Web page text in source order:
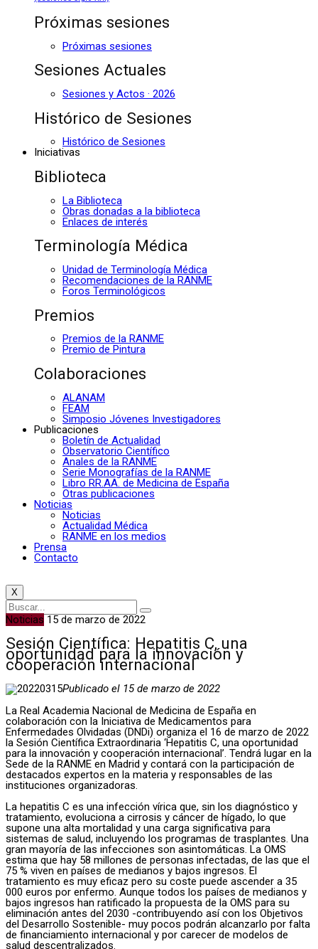
Próximas sesiones
Próximas sesiones
Sesiones Actuales
Sesiones y Actos · 2026
Histórico de Sesiones
Histórico de Sesiones
Iniciativas
Biblioteca
La Biblioteca
Obras donadas a la biblioteca
Enlaces de interés
Terminología Médica
Unidad de Terminología Médica
Recomendaciones de la RANME
Foros Terminológicos
Premios
Premios de la RANME
Premio de Pintura
Colaboraciones
ALANAM
FEAM
Simposio Jóvenes Investigadores
Publicaciones
Boletín de Actualidad
Observatorio Científico
Anales de la RANME
Serie Monografías de la RANME
Libro RR.AA. de Medicina de España
Otras publicaciones
Noticias
Noticias
Actualidad Médica
RANME en los medios
Prensa
Contacto
X
Noticias 15 de marzo de 2022
Sesión Científica: Hepatitis C, una
oportunidad para la innovación y
cooperación internacional
Publicado el 15 de marzo de 2022
La Real Academia Nacional de Medicina de España en
colaboración con la Iniciativa de Medicamentos para
Enfermedades Olvidadas (DNDi) organiza el 16 de marzo de 2022
la Sesión Científica Extraordinaria ‘Hepatitis C, una oportunidad
para la innovación y cooperación internacional’. Tendrá lugar en la
Sede de la RANME en Madrid y contará con la participación de
destacados expertos en la materia y responsables de las
instituciones organizadoras.
La hepatitis C es una infección vírica que, sin los diagnóstico y
tratamiento, evoluciona a cirrosis y cáncer de hígado, lo que
supone una alta mortalidad y una carga significativa para
sistemas de salud, incluyendo los programas de trasplantes. Una
gran mayoría de las infecciones son asintomáticas. La OMS
estima que hay 58 millones de personas infectadas, de las que el
75 % viven en países de medianos y bajos ingresos. El
tratamiento es muy eficaz pero su coste puede ascender a 35
000 euros por enfermo. Aunque todos los países de medianos y
bajos ingresos han ratificado la propuesta de la OMS para su
eliminación antes del 2030 -contribuyendo así con los Objetivos
del Desarrollo Sostenible- muy pocos podrán alcanzarlo por falta
de financiamiento internacional y por carecer de modelos de
salud descentralizados.